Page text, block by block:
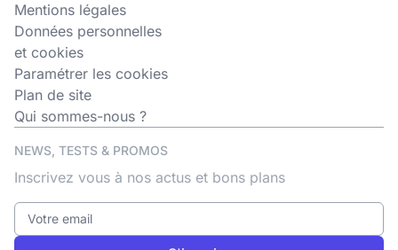
Mentions légales
Données personnelles
et cookies
Paramétrer les cookies
Plan de site
Qui sommes-nous ?
NEWS, TESTS & PROMOS
Inscrivez vous à nos actus et bons plans